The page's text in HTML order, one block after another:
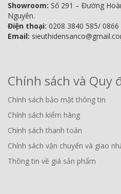
Showroom: Số 291 – Đường
Nguyên.
Điện thoại: 0208 3840 585/ 0866
Email:
Chính sách và Quy
Chính sách bảo mật thông tin
Chính sách kiểm hàng
Chính sách thanh toán
Chính sách vận chuyển và giao
Thông tin về giá sản phẩm